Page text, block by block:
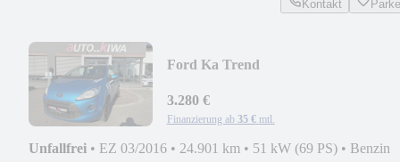
Kontakt
Ford Ka Trend
3.280 €
Finanzierung ab 35 € mtl.
Unfallfrei • EZ 03/2016 • 24.901 km • 51 kW (69 PS) • Benzin